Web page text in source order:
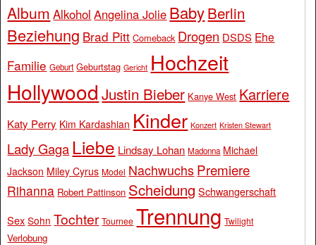
Album Alkohol Angelina Jolie BabyBerlin
Beziehung Brad Pitt Comeback Drogen DSDS Ehe
Familie Geburt Geburtstag Gericht Hochzeit
Hollywood Justin Bieber Kanye West Karriere
Katy Perry Kim Kardashian Kinder Konzert Kristen Stewart
Lady Gaga Liebe Lindsay Lohan Madonna Michael
Jackson Miley Cyrus Model Nachwuchs Premiere
Rihanna Robert Pattinson Scheidung Schwangerschaft
Sex Sohn Tochter Tournee Trennung Twilight
Verlobung